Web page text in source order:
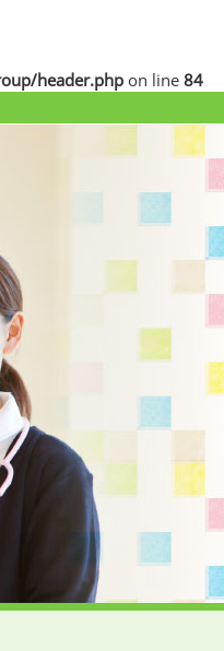
header.php on line 84